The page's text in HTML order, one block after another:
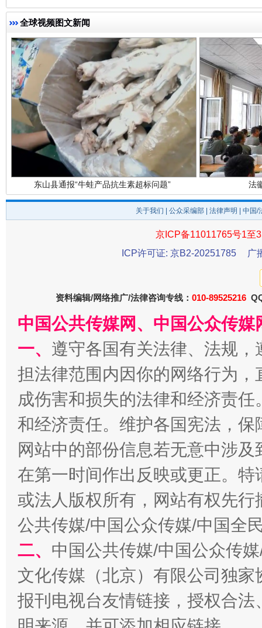
全球视频图文新闻
东山县通报“牛蛙产品抗生素超标问题” 法
千年窑火 生生不息 一
揭开“小金库”的免责幌子
受贿1.44亿！段成刚被判无期 从幼
关于我们 公众采编部 法律声明 | 中国
京ICP备11011765号1至
ICP许可证: 京B2-20251785
广
资料编辑/网络推广/法律咨询专线： 010-89525216
中国公共传媒网、中国公众传
一、 遵守各国有关法律、法规
担法律范围内因你的网络行为
成伤害和损失的法律和经济责
和经济责任。维护各国宪法，
网站中的部份信息若无意中涉
在第一时间作出反映或更正。
或法人版权所有，网站有权先
公共传媒/中国公众传媒/中国全
二、 中国公共传媒/中国公众传
文化传媒（北京）有限公司独
报刊电视台友情链接，授权合